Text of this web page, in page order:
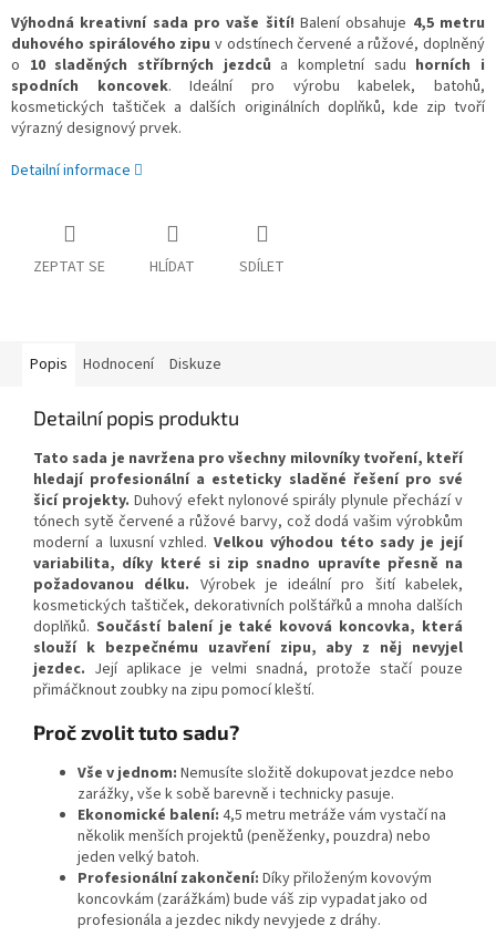
Výhodná kreativní sada pro vaše šití! Balení obsahuje 4,5 metru
duhového spirálového zipu v odstínech červené a růžové, doplněný
o 10 sladěných stříbrných jezdců a kompletní sadu horních i
spodních koncovek. Ideální pro výrobu kabelek, batohů,
kosmetických taštiček a dalších originálních doplňků, kde zip tvoří
výrazný designový prvek.
Detailní informace
ZEPTAT SE HLÍDAT SDÍLET
Popis Hodnocení Diskuze
Detailní popis produktu
Tato sada je navržena pro všechny milovníky tvoření, kteří
hledají profesionální a esteticky sladěné řešení pro své
šicí projekty. Duhový efekt nylonové spirály plynule přechází v
tónech sytě červené a růžové barvy, což dodá vašim výrobkům
moderní a luxusní vzhled.Velkou výhodou této sady je její
variabilita, díky které si zip snadno upravíte přesně na
požadovanou délku. Výrobek je ideální pro šití kabelek,
kosmetických taštiček, dekorativních polštářků a mnoha dalších
doplňků. Součástí balení je také kovová koncovka, která
slouží k bezpečnému uzavření zipu, aby z něj nevyjel
jezdec. Její aplikace je velmi snadná, protože stačí pouze
přimáčknout zoubky na zipu pomocí kleští.
Proč zvolit tuto sadu?
Vše v jednom: Nemusíte složitě dokupovat jezdce nebo
zarážky, vše k sobě barevně i technicky pasuje.
Ekonomické balení: 4,5 metru metráže vám vystačí na
několik menších projektů (peněženky, pouzdra) nebo
jeden velký batoh.
Profesionální zakončení: Díky přiloženým kovovým
koncovkám (zarážkám) bude váš zip vypadat jako od
profesionála a jezdec nikdy nevyjede z dráhy.